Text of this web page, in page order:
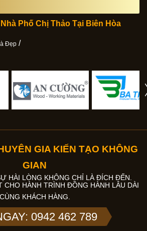
Phố Chị Thảo Tại Biên Hòa
Đẹp /
GIA KIẾN TẠO KHÔNG
GIAN
HÀI LÒNG KHÔNG CHỈ LÀ ĐÍCH ĐẾN.
CHO HÀNH TRÌNH ĐỒNG HÀNH LÂU DÀI
CÙNG KHÁCH HÀNG.
0942 462 789